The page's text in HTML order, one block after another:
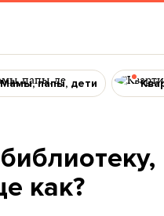
Мамы, папы, дети
как?